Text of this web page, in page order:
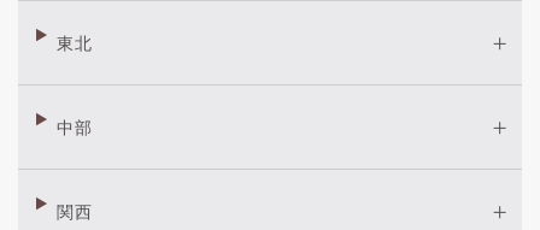
東北
中部
関西